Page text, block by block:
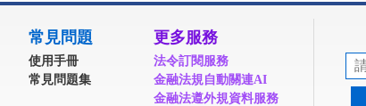
常見問題
使用手冊
常見問題集
更多服務
法令訂閱服務
金融法規自動關連AI
金融法遵外規資料服務